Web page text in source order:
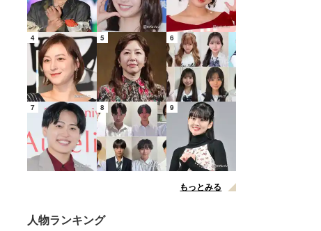
4 5 6
7 8 9
もっとみる
人物ランキング